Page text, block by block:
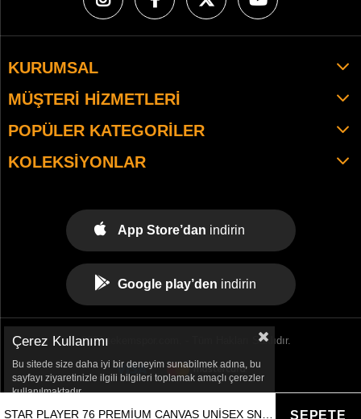
KURUMSAL
MÜŞTERI HIZMETLERI
POPÜLER KATEGORILER
KOLEKSIYONLAR
App Store’dan indirin
Google play’den indirin
© 2021 tekemspor.com. - Tüm Hakları Saklıdır.
Çerez Kullanımı
Bu sitede size daha iyi bir deneyim sunabilmek adına, bu
sayfayı ziyaretinizle ilgili bilgileri toplamak amaçlı çerezler
kullanılmaktadır.